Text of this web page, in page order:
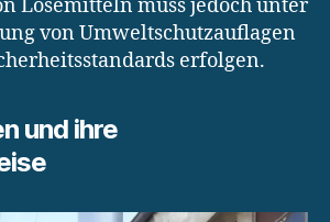
Lösemitteln muss jedoch unter
von Umweltschutzauflagen
erfolgen.
und ihre